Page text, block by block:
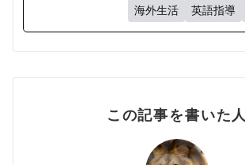
海外生活
英語指導
この記事を書いた人